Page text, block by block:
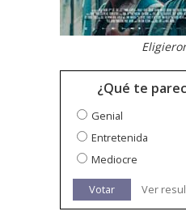
¿Qué te
Genial
Entretenida
Mediocre
Votar Ver